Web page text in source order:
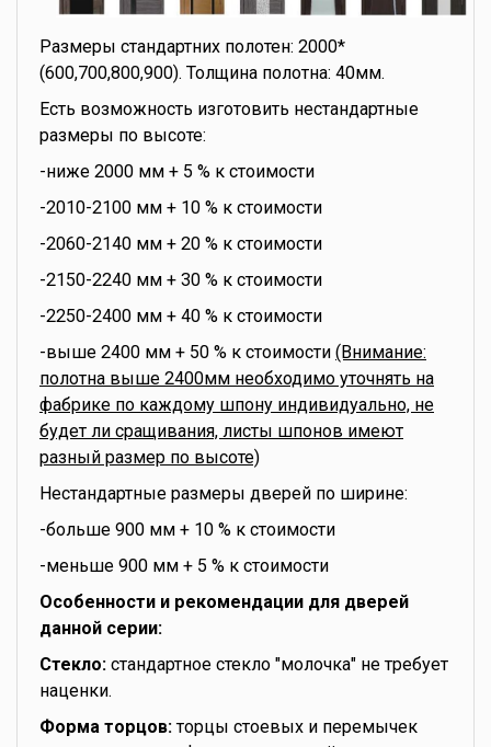
Размеры стандартних полотен: 2000*
(600,700,800,900). Толщина полотна: 40мм.
Есть возможность изготовить нестандартные
размеры по высоте:
-ниже 2000 мм + 5 % к стоимости
-2010-2100 мм + 10 % к стоимости
-2060-2140 мм + 20 % к стоимости
-2150-2240 мм + 30 % к стоимости
-2250-2400 мм + 40 % к стоимости
-выше 2400 мм + 50 % к стоимости (Внимание:
полотна выше 2400мм необходимо уточнять на
фабрике по каждому шпону индивидуально, не
будет ли сращивания, листы шпонов имеют
разный размер по высоте)
Нестандартные размеры дверей по ширине:
-больше 900 мм + 10 % к стоимости
-меньше 900 мм + 5 % к стоимости
Особенности и рекомендации для дверей
данной серии:
Стекло: стандартное стекло "молочка" не требует
наценки.
Форма торцов:торцы стоевых и перемычек